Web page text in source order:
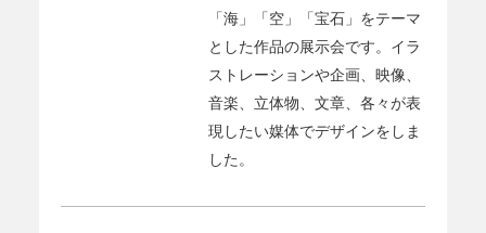
「海」「空」「宝石」をテーマ
とした作品の展示会です。イラ
ストレーションや企画、映像、
音楽、立体物、文章、各々が表
現したい媒体でデザインをしま
した。